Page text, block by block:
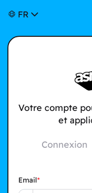
FR
Votre compte
et
Connexion
Email